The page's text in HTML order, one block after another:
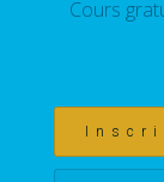
Cours